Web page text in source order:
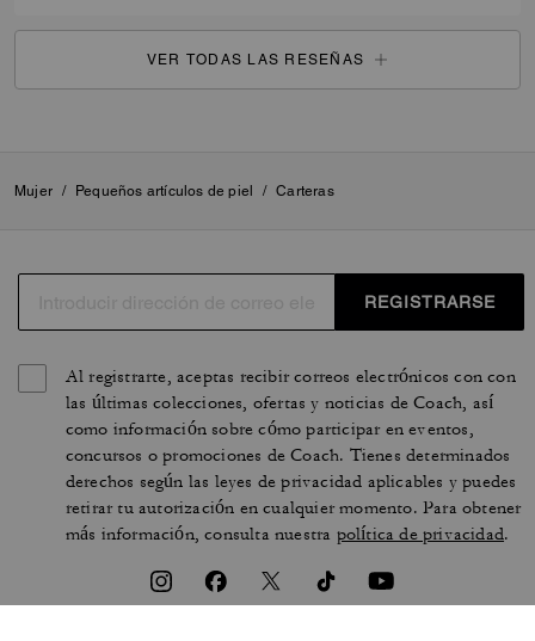
VER TODAS LAS RESEÑAS
Mujer / Pequeños artículos de piel / Carteras
REGISTRARSE
Al registrarte, aceptas recibir correos electrónicos con con
las últimas colecciones, ofertas y noticias de Coach, así
como información sobre cómo participar en eventos,
concursos o promociones de Coach. Tienes determinados
derechos según las leyes de privacidad aplicables y puedes
retirar tu autorización en cualquier momento. Para obtener
más información, consulta nuestra política de privacidad.